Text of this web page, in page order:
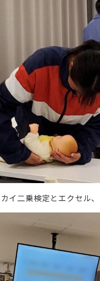
イ二乗検定とエクセル